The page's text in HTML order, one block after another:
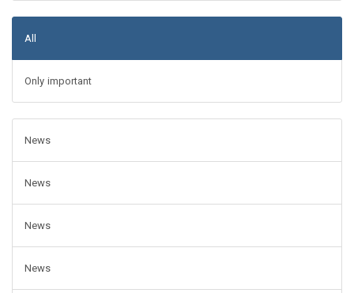
All
Only important
News
News
News
News